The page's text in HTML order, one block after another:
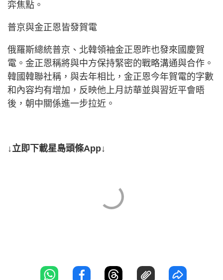
弈焦點。
普京與金正恩皆發賀電
俄羅斯總統普京、北韓領袖金正恩昨也發來國慶賀
電。金正恩稱將與中方保持緊密的戰略溝通與合作。
韓國韓聯社稱，與去年相比，金正恩今年賀電的字數
和內容均有增加，反映他上月訪華並與習近平會晤
後，朝中關係進一步拉近。
↓立即下載星島頭條App↓